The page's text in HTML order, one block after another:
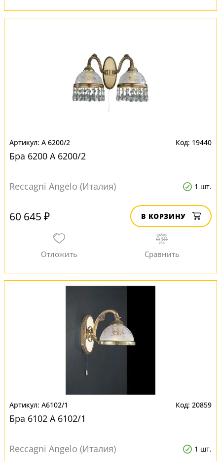
A 6200/2 19440
Бра 6200 A 6200/2
Reccagni Angelo (Италия) 1 шт.
60 645 ₽ В КОРЗИНУ
A6102/1 20859
Бра 6102 A 6102/1
Reccagni Angelo (Италия) 1 шт.